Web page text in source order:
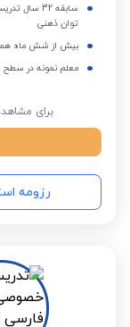
سابقه 32
توان ذهنی
بیش از شش ماه
معلم نمونه در سطح
برای
رزومه